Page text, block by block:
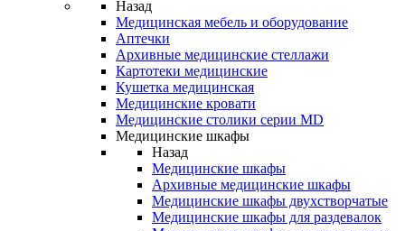
Назад
Медицинская мебель и оборудование
Аптечки
Архивные медицинские стеллажи
Картотеки медицинские
Кушетка медицинская
Медицинские кровати
Медицинские столики серии MD
Медицинские шкафы
Назад
Медицинские шкафы
Архивные медицинские шкафы
Медицинские шкафы двухстворчатые
Медицинские шкафы для раздевалок